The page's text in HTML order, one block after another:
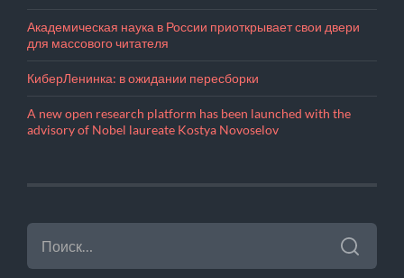
Академическая наука в России приоткрывает свои двери
для массового читателя
КиберЛенинка: в ожидании пересборки
A new open research platform has been launched with the
advisory of Nobel laureate Kostya Novoselov
НАЙТИ: